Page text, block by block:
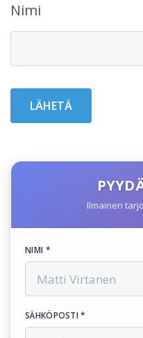
Nimi
Ilmainen
NIMI *
SÄHKÖPOSTI *